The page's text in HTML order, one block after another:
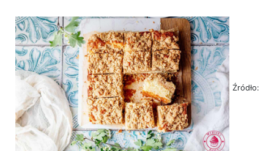
Źródło: